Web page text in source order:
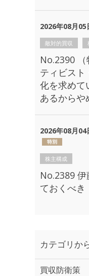
2026年08月05
敵対的買収
No.2390
ティビスト
化を求めて
あるからや
2026年08月04
株主構成
No.2389
ておくべき
カテゴリか
買収防衛策